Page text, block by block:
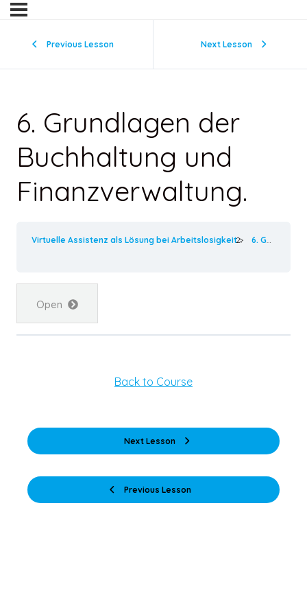
Previous Lesson Next Lesson
6. Grundlagen der
Buchhaltung und
Finanzverwaltung.
Virtuelle Assistenz als Lösung bei Arbeitslosigkeit 6. Grundlagen der Buchhaltung und Finanzverwaltung.
Open
Previous Lesson
Back to Course
Next Lesson